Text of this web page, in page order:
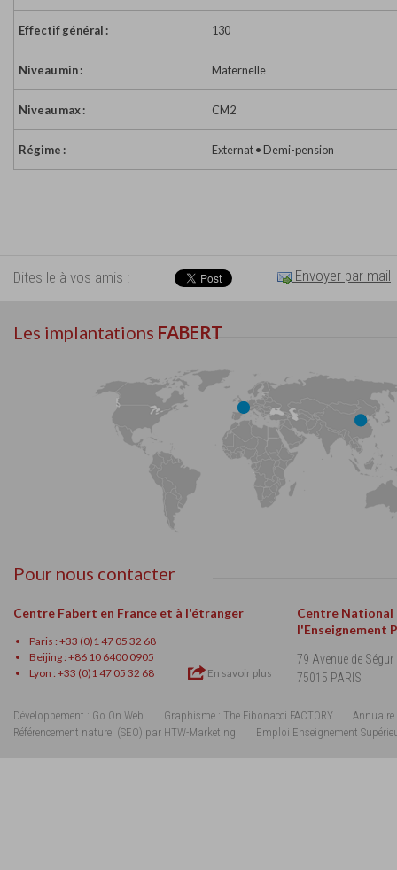
Effectif général : 130
Niveau min : Maternelle
Niveau max : CM2
Régime : Externat • Demi-pension
Dites le à vos amis : Envoyer par mail
Les implantations FABERT
Pour nous contacter
Centre Fabert en France et à l'étranger
Paris : +33 (0)1 47 05 32 68
Beijing : +86 10 6400 0905
Lyon : +33 (0)1 47 05 32 68
En savoir plus
Centre National
l'Enseignement
79 Avenue de Ségur
75015 PARIS
Développement : Go On Web Graphisme : The Fibonacci FACTORY
Annuaire
Référencement naturel (SEO) par HTW-Marketing
Emploi Enseignement